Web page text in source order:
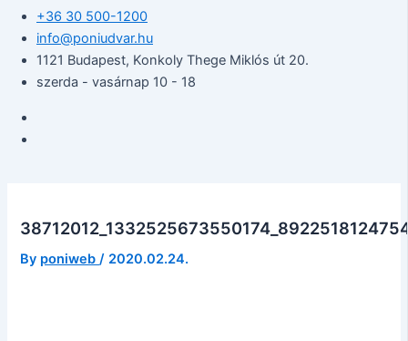
+36 30 500-1200​
info@poniudvar.hu
1121 Budapest, Konkoly Thege Miklós út 20.
szerda - vasárnap 10 - 18
By poniweb/ 2020.02.24.